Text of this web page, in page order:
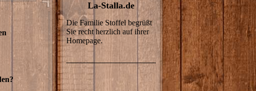
La-Stalla.de
Die Familie Stoffel begrüßt
Sie recht herzlich auf ihrer
Homepage.